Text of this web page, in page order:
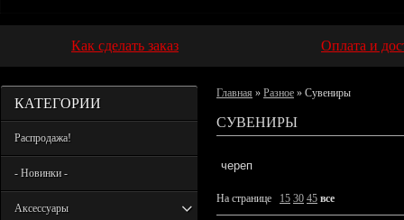
Как сделать заказ Оплата и
КАТЕГОРИИ
Распродажа!
- Новинки -
Аксессуары
Главная » Разное » Сувениры
СУВЕНИРЫ
череп
На странице 15 30 45 все